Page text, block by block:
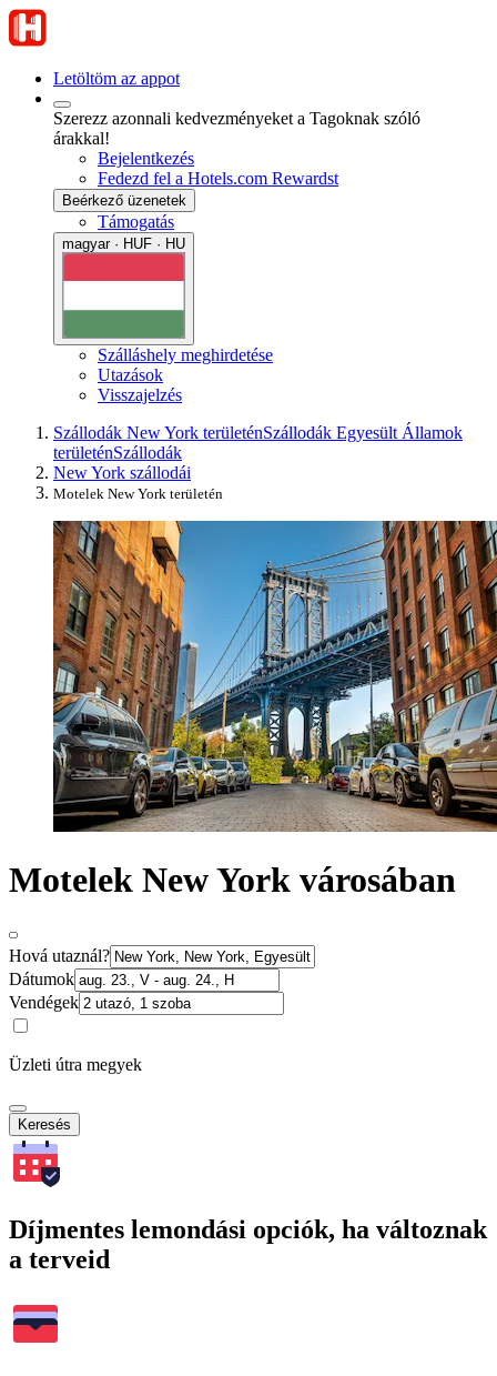
Letöltöm az appot
Szerezz azonnali kedvezményeket a Tagoknak szóló
árakkal!
Bejelentkezés
Fedezd fel a Hotels.com Rewardst
Beérkező üzenetek
Támogatás
magyar · HUF · HU
Szálláshely meghirdetése
Utazások
Visszajelzés
Szállodák New York területénSzállodák Egyesült Államok
területénSzállodák
New York szállodái
Motelek New York területén
Motelek New York városában
Hová utaznál?
Dátumok
Vendégek
Üzleti útra megyek
Keresés
Díjmentes lemondási opciók, ha változnak
a terveid